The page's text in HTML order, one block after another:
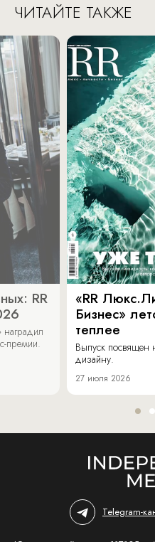
ЧИТАЙТЕ ТАКЖЕ
RR
наградил
премии.
«RR
Бизнес»
теплее
Выпуск посвящен
дизайну.
27 июля 2026
Telegram-